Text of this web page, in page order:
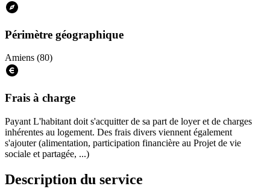
Périmètre géographique
Amiens (80)
Frais à charge
Payant L'habitant doit s'acquitter de sa part de loyer et de charges
inhérentes au logement. Des frais divers viennent également
s'ajouter (alimentation, participation financière au Projet de vie
sociale et partagée, ...)
Description du service